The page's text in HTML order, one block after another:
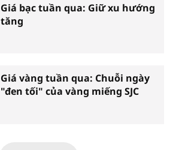
Giá bạc tuần qua: Giữ xu hướng
tăng
Giá vàng tuần qua: Chuỗi ngày
"đen tối" của vàng miếng SJC